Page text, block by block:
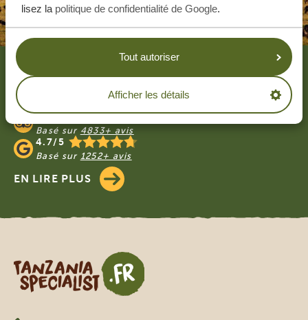
lisez la politique de confidentialité de Google.
Tout autoriser
Afficher les détails
Footer
NOS CLIENTS PARLENT DE TANZANIA
SPECIALIST
4.9/5
Basé sur 4833+ avis
4.7/5
Basé sur 1252+ avis
EN LIRE PLUS
Tanzania Specialist